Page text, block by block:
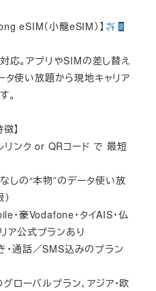
eSIM（小龍eSIM）】
応。アプリやSIMの差し替え
タ使い放題から現地キャリア
。
】
リンク or QRコード で 最短
しの“本物”のデータ使い放
・豪Vodafone・タイAIS・仏
ア公式プランあり
通話／SMS込みのプラン
ローバルプラン、アジア・欧